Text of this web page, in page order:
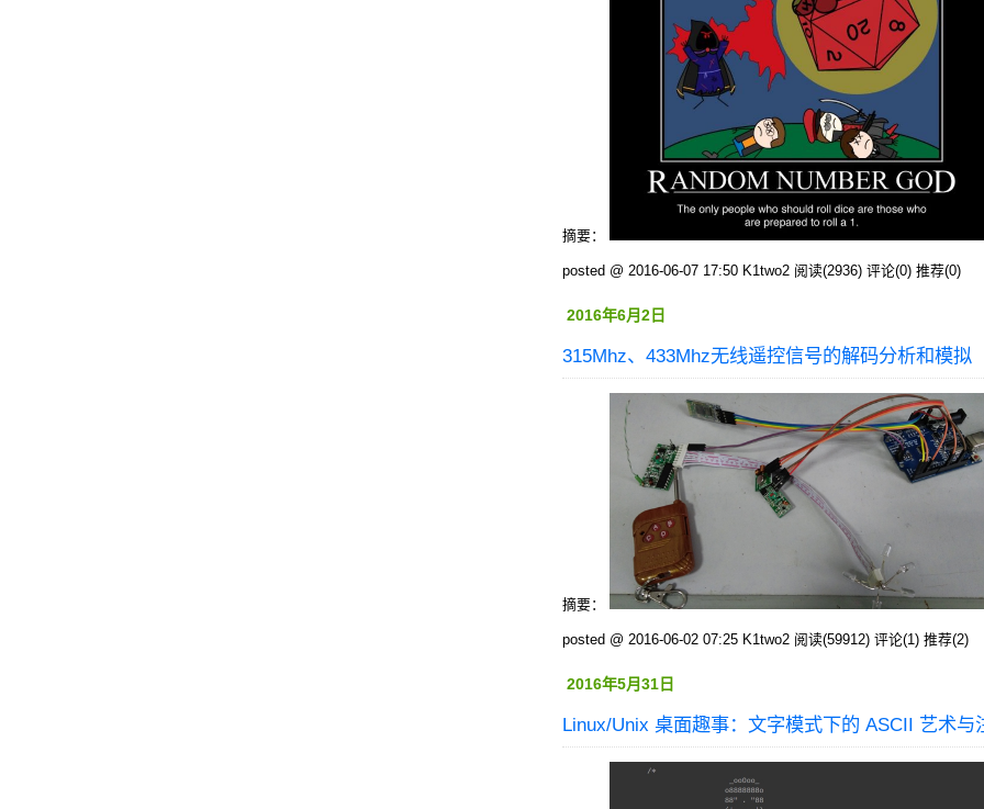
摘要：
posted @ 2016-06-07 17:50 K1two2 阅读(2936) 评论(0) 推荐(0)
2016年6月2日
315Mhz、433Mhz无线遥控信号的解码分析和模拟
摘要：
posted @ 2016-06-02 07:25 K1two2 阅读(59912) 评论(1) 推荐(2)
2016年5月31日
Linux/Unix 桌面趣事：文字模式下的 ASCII 艺术与